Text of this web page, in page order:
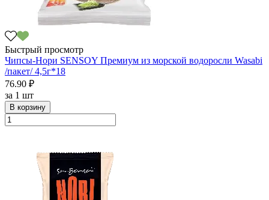
Быстрый просмотр
Чипсы-Нори SENSOY Премиум из морской водоросли Wasabi
/пакет/ 4,5г*18
76.90 ₽
за 1 шт
В корзину